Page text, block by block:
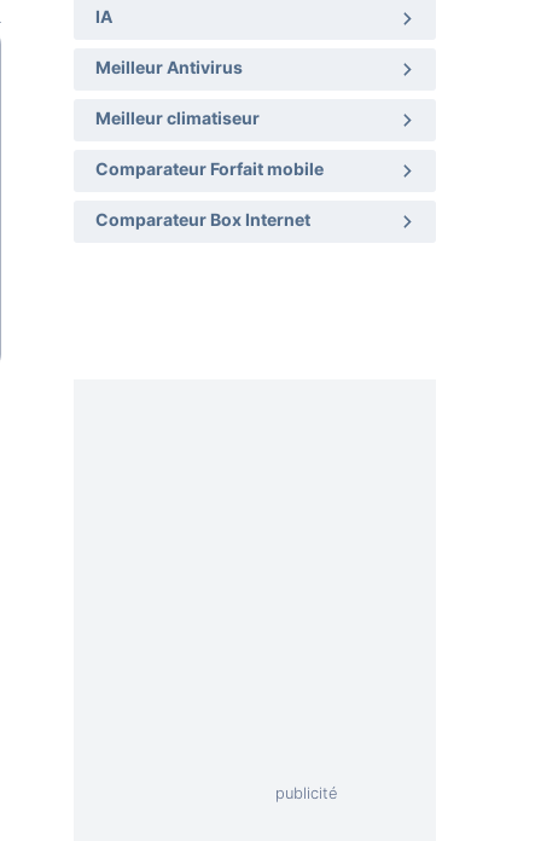
IA
Meilleur Antivirus
Meilleur climatiseur
Comparateur Forfait mobile
Comparateur Box Internet